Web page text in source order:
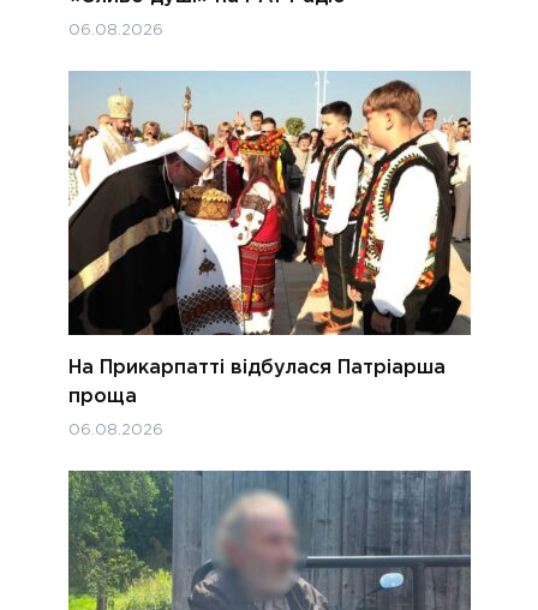
06.08.2026
На Прикарпатті відбулася Патріарша
проща
06.08.2026